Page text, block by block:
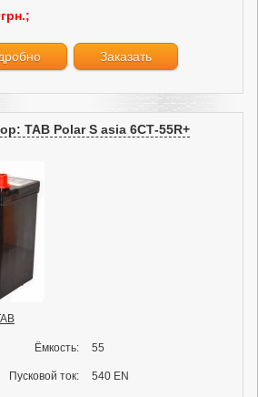
Заказать
TAB Polar S asia 6СТ-55R+
Ёмкость: 55
Пусковой ток: 540 EN